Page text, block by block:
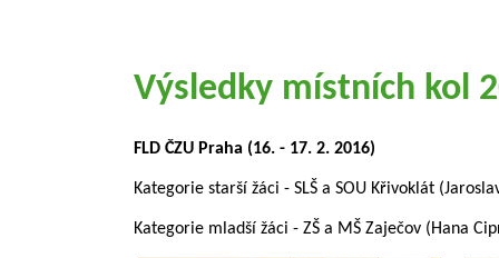
Výsledky místních kol
FLD ČZU Praha (16. - 17. 2. 2016)
Kategorie starší žáci - SLŠ a SOU Křivoklát
Kategorie mladší žáci - ZŠ a MŠ Zaječov (Hana